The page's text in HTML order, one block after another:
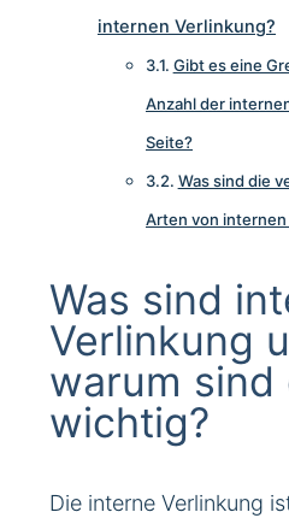
internen Verlinkung?
Gibt es eine
Anzahl der
Seite?
Was sind die
Arten von internen
Was sind
Verlinkung
warum sind
wichtig?
Die interne Verlinkung